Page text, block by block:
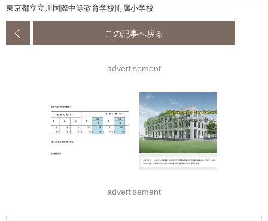
東京都立立川国際中等教育学校附属小学校
この記事へ戻る
advertisement
advertisement